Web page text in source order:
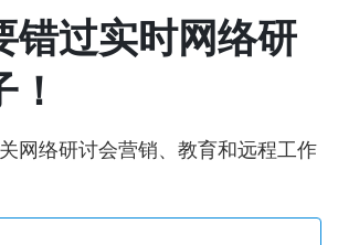
错过实时网络研
网络研讨会营销、教育和远程工作